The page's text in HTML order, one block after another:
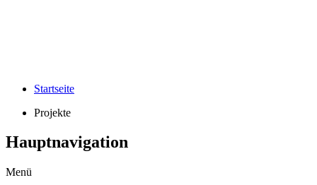
Startseite
Projekte
Hauptnavigation
Menü